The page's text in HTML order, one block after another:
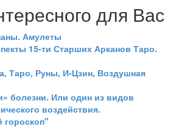
для Вас
Амулеты
15-ти Старших Арканов Таро.
Таро, Руны, И-Цзин, Воздушная
болезни. Или один из видов
воздействия.